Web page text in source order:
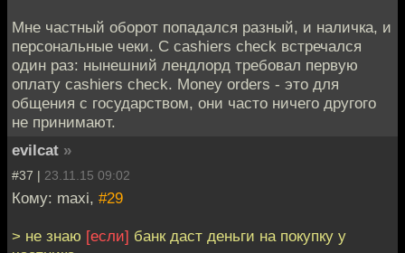
Мне частный оборот попадался разный, и наличка, и
персональные чеки. С cashiers check встречался
один раз: нынешний лендлорд требовал первую
оплату cashiers check. Money orders - это для
общения с государством, они часто ничего другого
не принимают.
evilcat »
#37 | 23.11.15 09:02
Кому: maxi, #29
> не знаю [если] банк даст деньги на покупку у